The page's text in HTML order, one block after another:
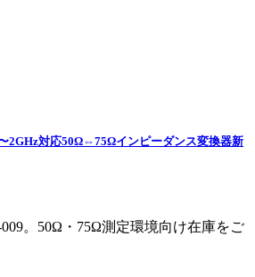
2GHz対応50Ω⇔75Ωインピーダンス変換器新
。50Ω・75Ω測定環境向け在庫をご